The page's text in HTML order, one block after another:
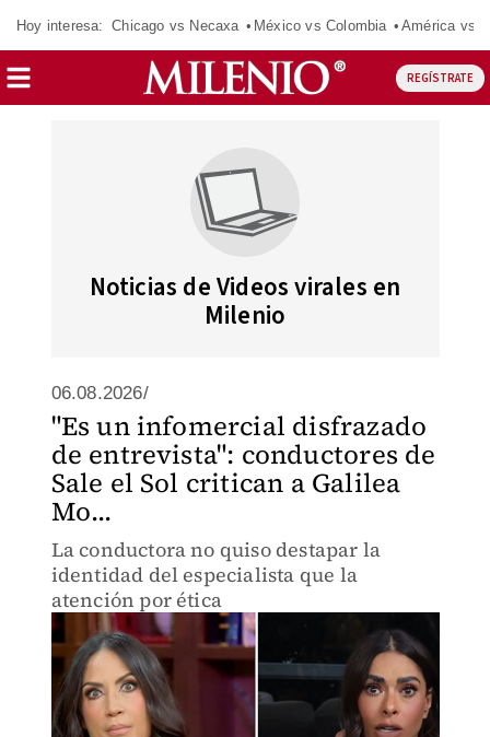
Hoy interesa: Chicago vs Necaxa México vs Colombia América vs
REGÍSTRATE
Noticias de Videos virales en
Milenio
06.08.2026/
"Es un infomercial disfrazado
de entrevista": conductores de
Sale el Sol critican a Galilea
Mo...
La conductora no quiso destapar la
identidad del especialista que la
atención por ética